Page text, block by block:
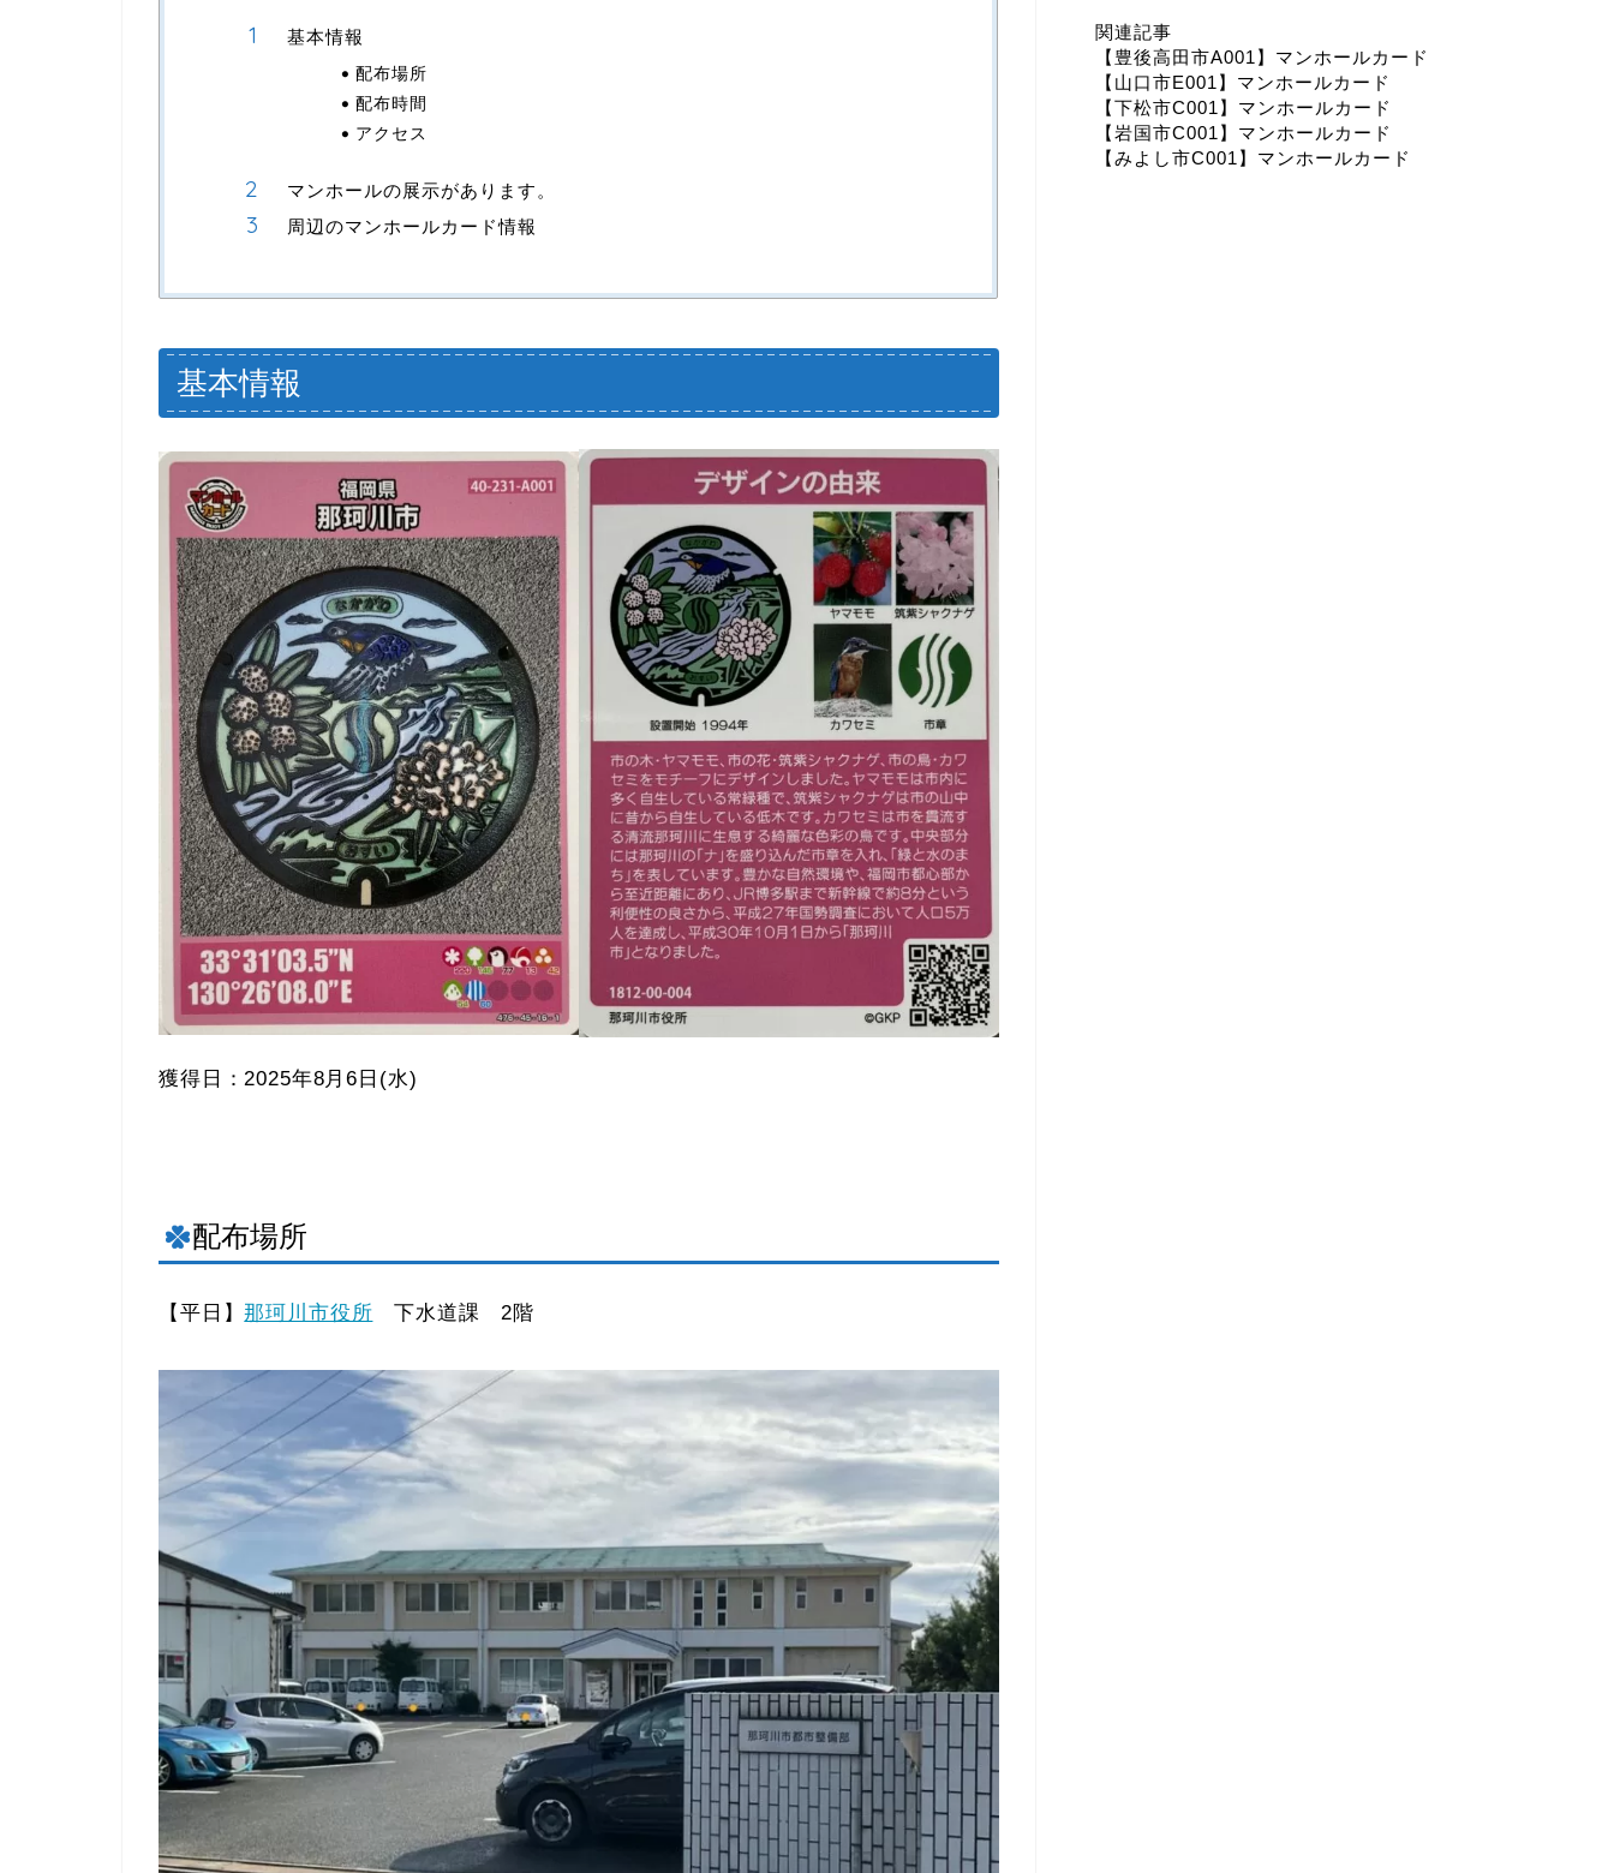
基本情報
配布場所
配布時間
アクセス
マンホールの展示があります。
周辺のマンホールカード情報
基本情報
獲得日：2025年8月6日(水)
配布場所
【平日】那珂川市役所 下水道課 2階
関連記事
【豊後高田市A001】マンホールカード
【山口市E001】マンホールカード
【下松市C001】マンホールカード
【岩国市C001】マンホールカード
【みよし市C001】マンホールカード